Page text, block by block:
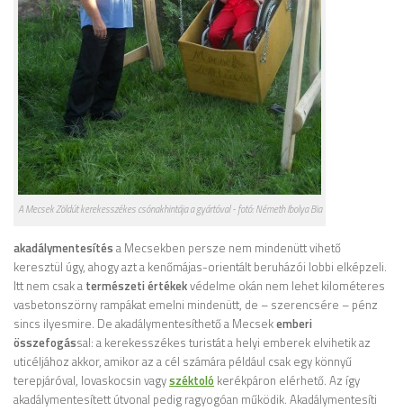
A Mecsek Zöldút kerekesszékes csónakhintája a gyártóval - fotó: Németh Ibolya Bia
akadálymentesítés a Mecsekben persze nem mindenütt vihető
keresztül úgy, ahogy azt a kenőmájas-orientált beruházói lobbi elképzeli.
Itt nem csak a természeti értékekvédelme okán nem lehet kilométeres
vasbetonszörny rampákat emelni mindenütt, de – szerencsére – pénz
sincs ilyesmire. De akadálymentesíthető a Mecsekemberi
összefogással: a kerekesszékes turistát a helyi emberek elvihetik az
uticéljához akkor, amikor az a cél számára például csak egy könnyű
terepjáróval, lovaskocsin vagyszéktoló kerékpáron elérhető. Az így
akadálymentesített útvonal pedig ragyogóan működik. Akadálymentesíti